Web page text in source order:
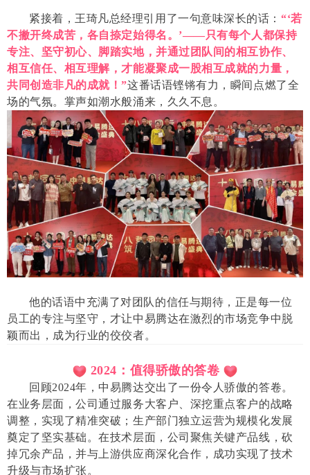
紧接着，王琦凡总经理引用了一句意味深长的话： “‘若
不撇开终成苦，各自捺定始得名。’——只有每个人都保持
专注、坚守初心、脚踏实地，并通过团队间的相互协作、
相互信任、相互理解，才能凝聚成一股相互成就的力量，
共同创造非凡的成就！”这番话语铿锵有力，瞬间点燃了全
场的气氛。掌声如潮水般涌来，久久不息。
他的话语中充满了对团队的信任与期待，正是每一位
员工的专注与坚守，才让中易腾达在激烈的市场竞争中脱
颖而出，成为行业的佼佼者。
2024：值得骄傲的答卷
回顾2024年，中易腾达交出了一份令人骄傲的答卷。
在业务层面，公司通过服务大客户、深挖重点客户的战略
调整，实现了精准突破；生产部门独立运营为规模化发展
奠定了坚实基础。在技术层面，公司聚焦关键产品线，砍
掉冗余产品，并与上游供应商深化合作，成功实现了技术
升级与市场扩张。